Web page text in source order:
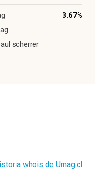
3.67%
scherrer
whois de Umag.cl